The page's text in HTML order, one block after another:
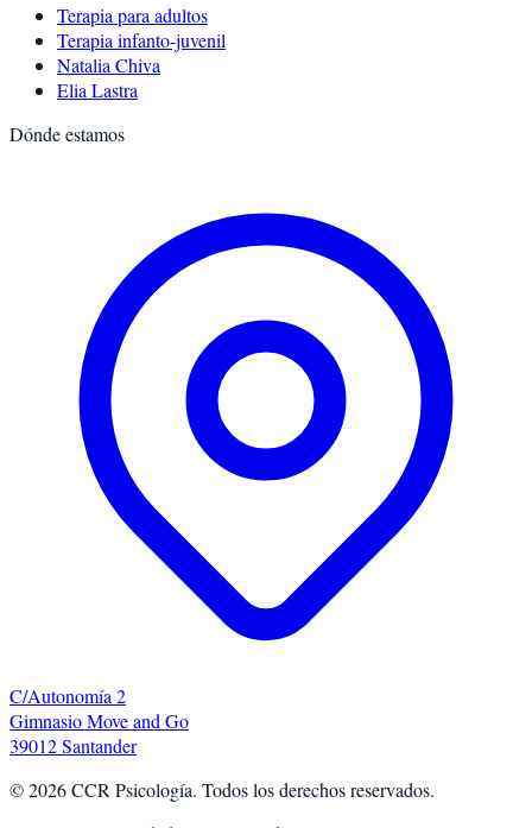
Terapia para adultos
Terapia infanto-juvenil
Natalia Chiva
Elia Lastra
Dónde estamos
C/Autonomía 2
Gimnasio Move and Go
39012 Santander
©2026CCR Psicología. Todos los derechos reservados.